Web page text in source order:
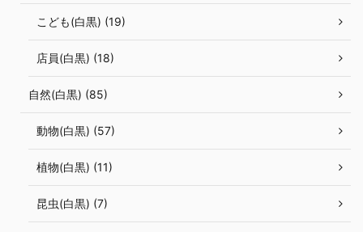
こども(白黒) (19)
店員(白黒) (18)
自然(白黒) (85)
動物(白黒) (57)
植物(白黒) (11)
昆虫(白黒) (7)